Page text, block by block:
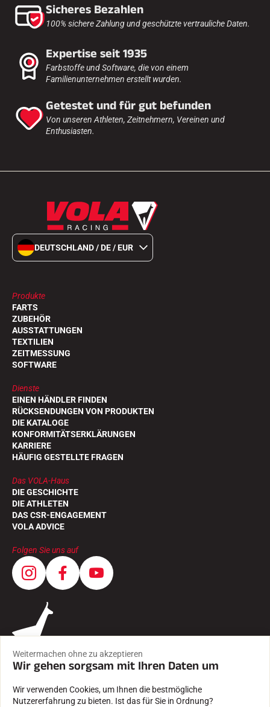
Sicheres Bezahlen
100% sichere Zahlung und geschützte vertrauliche Daten.
Expertise seit 1935
Farbstoffe und Software, die von einem
Familienunternehmen erstellt wurden.
Getestet und für gut befunden
Von unseren Athleten, Zeitnehmern, Vereinen und
Enthusiasten.
DEUTSCHLAND / DE / EUR
Produkte
FARTS
ZUBEHÖR
AUSSTATTUNGEN
TEXTILIEN
ZEITMESSUNG
SOFTWARE
Dienste
EINEN HÄNDLER FINDEN
RÜCKSENDUNGEN VON PRODUKTEN
DIE KATALOGE
KONFORMITÄTSERKLÄRUNGEN
KARRIERE
HÄUFIG GESTELLTE FRAGEN
Das VOLA-Haus
DIE GESCHICHTE
DIE ATHLETEN
DAS CSR-ENGAGEMENT
VOLA ADVICE
Folgen Sie uns auf
Weitermachen ohne zu akzeptieren
Wir gehen sorgsam mit Ihren Daten um
Wir verwenden Cookies, um Ihnen die bestmögliche
Nutzererfahrung zu bieten. Ist das für Sie in Ordnung?